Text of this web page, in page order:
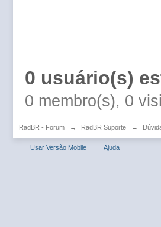
0 usuário(s)
0 membro(s), 0
RadBR - Forum → RadBR Suporte →
Usar Versão Mobile Ajuda